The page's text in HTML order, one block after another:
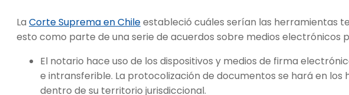
La Corte Suprema en Chileestableció cuáles serían las herramientas
esto como parte de una serie de acuerdos sobre medios electrónicos
El notario hace uso de los dispositivos y medios de firma
e intransferible. La protocolización de documentos se hará en los
dentro de su territorio jurisdiccional.